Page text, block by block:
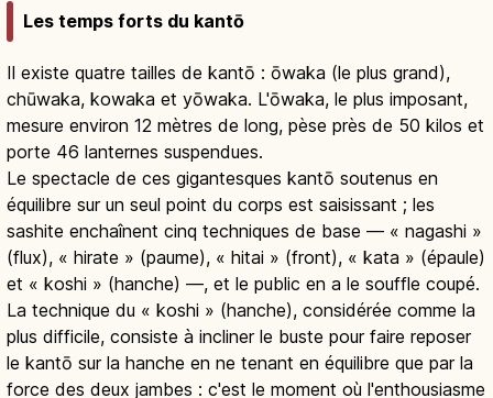
Les temps forts du kantō
Il existe quatre tailles de kantō : ōwaka (le plus grand),
chūwaka, kowaka et yōwaka. L'ōwaka, le plus imposant,
mesure environ 12 mètres de long, pèse près de 50 kilos et
porte 46 lanternes suspendues.
Le spectacle de ces gigantesques kantō soutenus en
équilibre sur un seul point du corps est saisissant ; les
sashite enchaînent cinq techniques de base — « nagashi »
(flux), « hirate » (paume), « hitai » (front), « kata » (épaule)
et « koshi » (hanche) —, et le public en a le souffle coupé.
La technique du « koshi » (hanche), considérée comme la
plus difficile, consiste à incliner le buste pour faire reposer
le kantō sur la hanche en ne tenant en équilibre que par la
force des deux jambes : c'est le moment où l'enthousiasme